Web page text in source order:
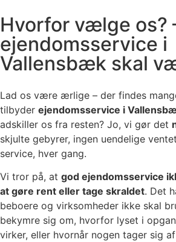
Hvorfor vælge os?
ejendomsservice i
Vallensbæk skal
Lad os være ærlige – der findes
tilbyder ejendomsservice i
adskiller os fra resten? Jo, vi gør det
skjulte gebyrer, ingen uendelige
service, hver gang.
Vi tror på, at god ejendomsservice
at gøre rent eller tage skraldet. Det
beboere og virksomheder ikke skal
bekymre sig om, hvorfor lyset i
virker, eller hvornår nogen tager sig